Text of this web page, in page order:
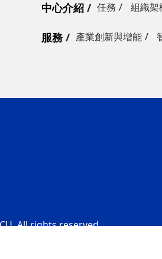
中心介紹 任務 組織架
服務 產業創新與增能
All rights reserved.